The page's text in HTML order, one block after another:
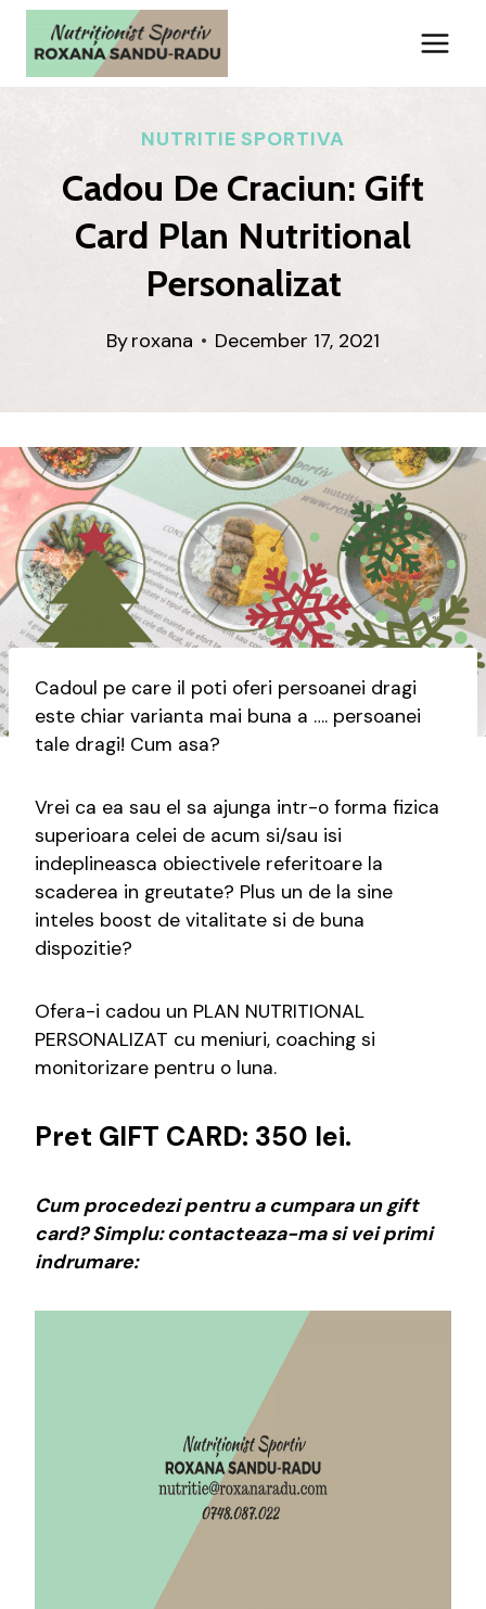
Skip
content
NUTRITIE SPORTIVA
Cadou De Craciun: Gift
Card Plan Nutritional
Personalizat
Byroxana December 17, 2021
Cadoul pe care il poti oferi persoanei dragi
este chiar varianta mai buna a …. persoanei
tale dragi! Cum asa?
Vrei ca ea sau el sa ajunga intr-o forma fizica
superioara celei de acum si/sau isi
indeplineasca obiectivele referitoare la
scaderea in greutate? Plus un de la sine
inteles boost de vitalitate si de buna
dispozitie?
Ofera-i cadou un PLAN NUTRITIONAL
PERSONALIZAT cu meniuri, coaching si
monitorizare pentru o luna.
Pret GIFT CARD: 350 lei.
Cum procedezi pentru a cumpara un gift
card? Simplu: contacteaza-ma si vei primi
indrumare: